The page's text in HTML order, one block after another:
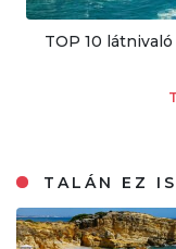
TOP 10
TALÁN EZ